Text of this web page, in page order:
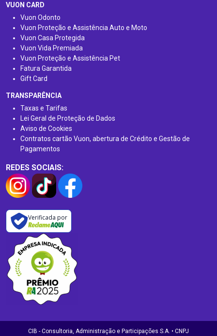
VUON CARD
Vuon Odonto
Vuon Proteção e Assistência Auto e Moto
Vuon Casa Protegida
Vuon Vida Premiada
Vuon Proteção e Assistência Pet
Fatura Garantida
Gift Card
TRANSPARÊNCIA
Taxas e Tarifas
Lei Geral de Proteção de Dados
Aviso de Cookies
Contratos cartão Vuon, abertura de Crédito e Gestão de
Pagamentos
REDES SOCIAIS:
Verificada por
CIB - Consultoria, Administração e Participações S.A. • CNPJ